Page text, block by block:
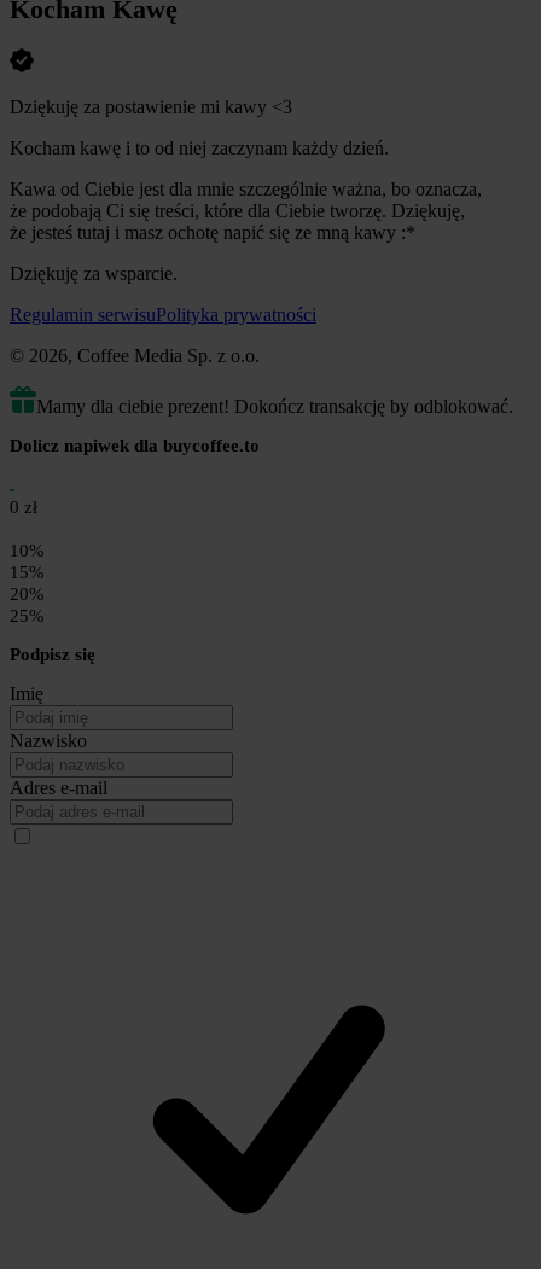
Kocham Kawę
Dziękuję za postawienie mi kawy <3
Kocham kawę i to od niej zaczynam każdy dzień.
Kawa od Ciebie jest dla mnie szczególnie ważna, bo oznacza,
że podobają Ci się treści, które dla Ciebie tworzę. Dziękuję,
że jesteś tutaj i masz ochotę napić się ze mną kawy :*
Dziękuję za wsparcie.
Regulamin serwisuPolityka prywatności
© 2026, Coffee Media Sp. z o.o.
Mamy dla ciebie prezent! Dokończ transakcję by odblokować.
Dolicz napiwek dla buycoffee.to
0 zł
10%
15%
20%
25%
Podpisz się
Imię
Nazwisko
Adres e-mail